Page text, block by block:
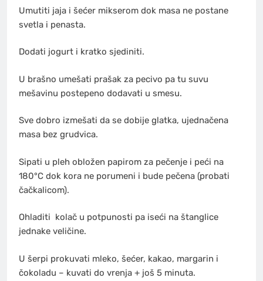
Umutiti jaja i šećer mikserom dok masa ne postane
svetla i penasta.
Dodati jogurt i kratko sjediniti.
U brašno umešati prašak za pecivo pa tu suvu
mešavinu postepeno dodavati u smesu.
Sve dobro izmešati da se dobije glatka, ujednačena
masa bez grudvica.
Sipati u pleh obložen papirom za pečenje i peći na
180°C dok kora ne porumeni i bude pečena (probati
čačkalicom).
Ohladiti kolač u potpunosti pa iseći na štanglice
jednake veličine.
U šerpi prokuvati mleko, šećer, kakao, margarin i
čokoladu – kuvati do vrenja + još 5 minuta.